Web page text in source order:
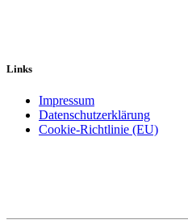
Links
Impressum
Datenschutzerklärung
Cookie-Richtlinie (EU)